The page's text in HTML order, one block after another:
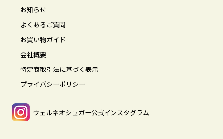
お知らせ
よくあるご質問
お買い物ガイド
会社概要
特定商取引法に基づく表示
プライバシーポリシー
ウェルネオシュガー公式インスタグラム